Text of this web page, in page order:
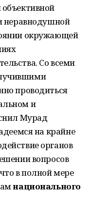
неравнодушной
окружающей
Со всеми
проводиться
и
Мурад
на крайне
органов
вопросов
в полной мере
национального